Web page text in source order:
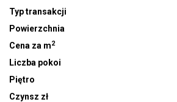
Typ transakcji
Powierzchnia
Cena za m2
Liczba pokoi
Piętro
Czynsz zł